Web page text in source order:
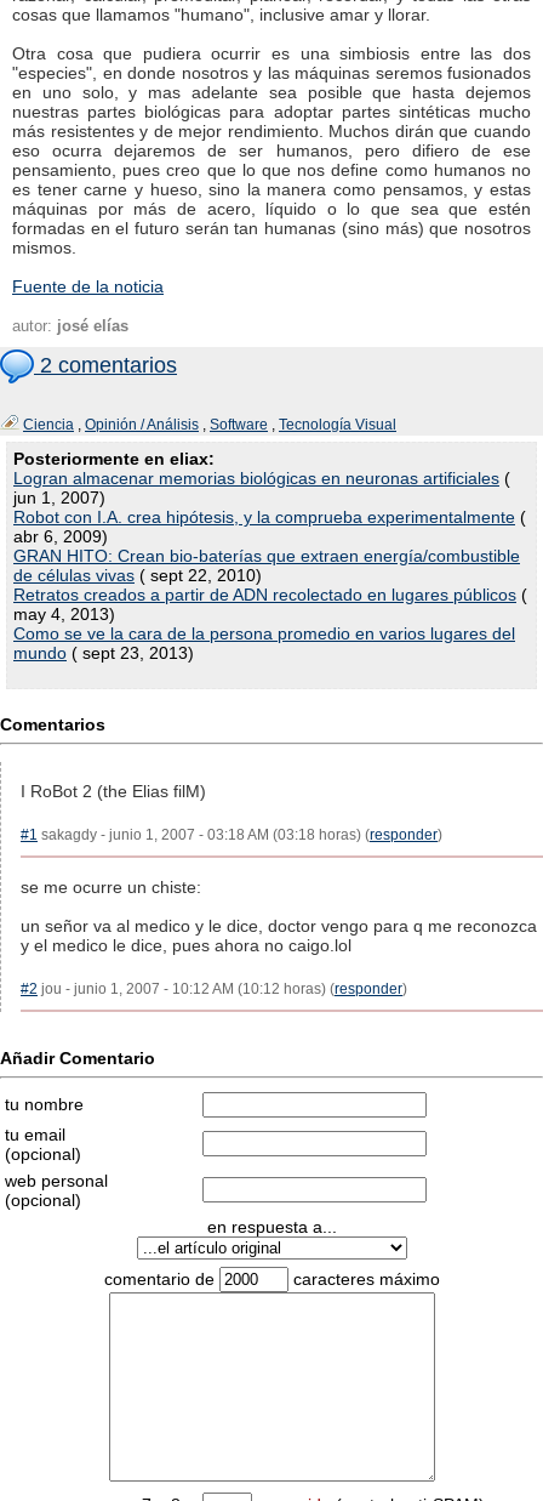
cosas que llamamos "humano", inclusive amar y llorar.
Otra cosa que pudiera ocurrir es una simbiosis entre las dos
"especies", en donde nosotros y las máquinas seremos fusionados
en uno solo, y mas adelante sea posible que hasta dejemos
nuestras partes biológicas para adoptar partes sintéticas mucho
más resistentes y de mejor rendimiento. Muchos dirán que cuando
eso ocurra dejaremos de ser humanos, pero difiero de ese
pensamiento, pues creo que lo que nos define como humanos no
es tener carne y hueso, sino la manera como pensamos, y estas
máquinas por más de acero, líquido o lo que sea que estén
formadas en el futuro serán tan humanas (sino más) que nosotros
mismos.
Fuente de la noticia
autor: josé elías
2 comentarios
Ciencia , Opinión / Análisis , Software , Tecnología Visual
Posteriormente en eliax:
Logran almacenar memorias biológicas en neuronas artificiales (
jun 1, 2007)
Robot con I.A. crea hipótesis, y la comprueba experimentalmente (
abr 6, 2009)
GRAN HITO: Crean bio-baterías que extraen energía/combustible
de células vivas ( sept 22, 2010)
Retratos creados a partir de ADN recolectado en lugares públicos (
may 4, 2013)
Como se ve la cara de la persona promedio en varios lugares del
mundo ( sept 23, 2013)
Comentarios
I RoBot 2 (the Elias filM)
#1 sakagdy - junio 1, 2007 - 03:18 AM (03:18 horas) (responder)
se me ocurre un chiste:
un señor va al medico y le dice, doctor vengo para q me reconozca
y el medico le dice, pues ahora no caigo.lol
#2 jou - junio 1, 2007 - 10:12 AM (10:12 horas) (responder)
Añadir Comentario
tu nombre
tu email
(opcional)
web personal
(opcional)
en respuesta a...
comentario de caracteres máximo